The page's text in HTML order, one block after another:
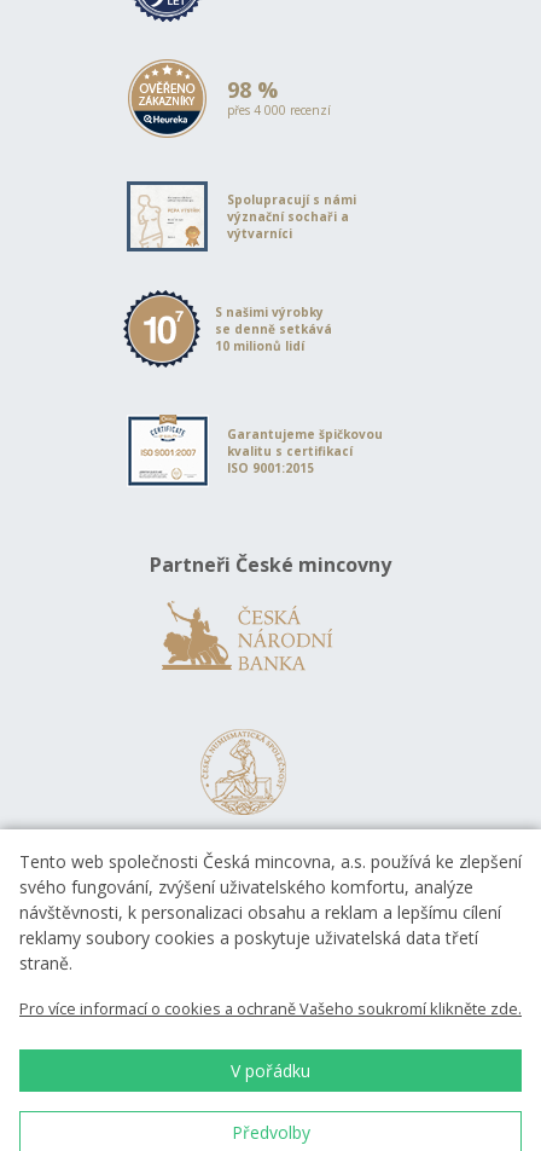
98 %
přes 4 000 recenzí
Spolupracují s námi
význační sochaři a
výtvarníci
S našimi výrobky
se denně setkává
10 milionů lidí
Garantujeme špičkovou
kvalitu s certifikací
ISO 9001:2015
Partneři České mincovny
EVROPSKÁ UNIE
Evropský fond pro regionální rozvoj
Evropský fond pro regionální rozvoj
Investice do vaší budoucnosti
Tento web společnosti Česká mincovna, a.s. používá ke zlepšení
svého fungování, zvýšení uživatelského komfortu, analýze
návštěvnosti, k personalizaci obsahu a reklam a lepšímu cílení
reklamy soubory cookies a poskytuje uživatelská data třetí
straně.
Pro více informací o cookies a ochraně Vašeho soukromí klikněte zde.
V pořádku
Předvolby